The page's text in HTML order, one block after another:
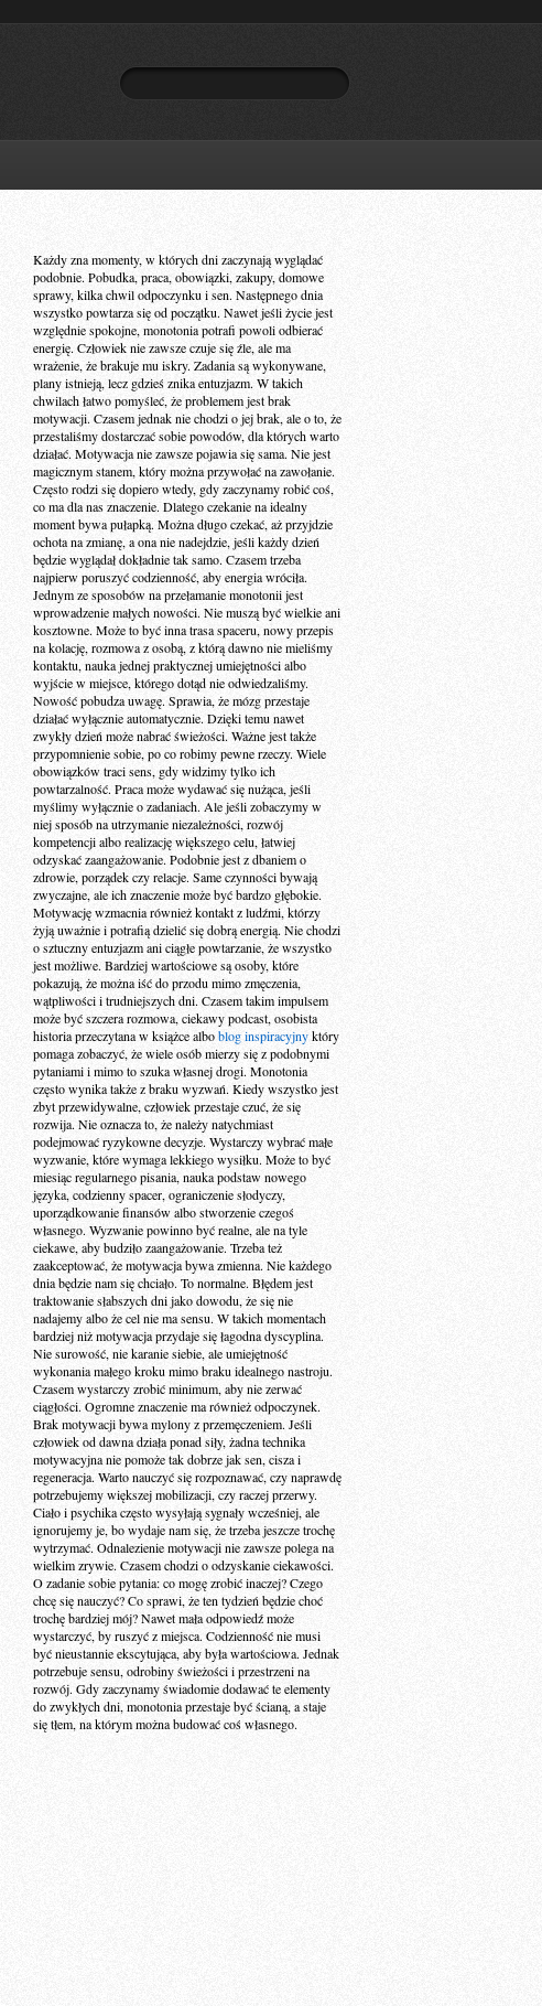
Każdy zna momenty, w których dni zaczynają wyglądać
podobnie. Pobudka, praca, obowiązki, zakupy, domowe
sprawy, kilka chwil odpoczynku i sen. Następnego dnia
wszystko powtarza się od początku. Nawet jeśli życie jest
względnie spokojne, monotonia potrafi powoli odbierać
energię. Człowiek nie zawsze czuje się źle, ale ma
wrażenie, że brakuje mu iskry. Zadania są wykonywane,
plany istnieją, lecz gdzieś znika entuzjazm. W takich
chwilach łatwo pomyśleć, że problemem jest brak
motywacji. Czasem jednak nie chodzi o jej brak, ale o to, że
przestaliśmy dostarczać sobie powodów, dla których warto
działać. Motywacja nie zawsze pojawia się sama. Nie jest
magicznym stanem, który można przywołać na zawołanie.
Często rodzi się dopiero wtedy, gdy zaczynamy robić coś,
co ma dla nas znaczenie. Dlatego czekanie na idealny
moment bywa pułapką. Można długo czekać, aż przyjdzie
ochota na zmianę, a ona nie nadejdzie, jeśli każdy dzień
będzie wyglądał dokładnie tak samo. Czasem trzeba
najpierw poruszyć codzienność, aby energia wróciła.
Jednym ze sposobów na przełamanie monotonii jest
wprowadzenie małych nowości. Nie muszą być wielkie ani
kosztowne. Może to być inna trasa spaceru, nowy przepis
na kolację, rozmowa z osobą, z którą dawno nie mieliśmy
kontaktu, nauka jednej praktycznej umiejętności albo
wyjście w miejsce, którego dotąd nie odwiedzaliśmy.
Nowość pobudza uwagę. Sprawia, że mózg przestaje
działać wyłącznie automatycznie. Dzięki temu nawet
zwykły dzień może nabrać świeżości. Ważne jest także
przypomnienie sobie, po co robimy pewne rzeczy. Wiele
obowiązków traci sens, gdy widzimy tylko ich
powtarzalność. Praca może wydawać się nużąca, jeśli
myślimy wyłącznie o zadaniach. Ale jeśli zobaczymy w
niej sposób na utrzymanie niezależności, rozwój
kompetencji albo realizację większego celu, łatwiej
odzyskać zaangażowanie. Podobnie jest z dbaniem o
zdrowie, porządek czy relacje. Same czynności bywają
zwyczajne, ale ich znaczenie może być bardzo głębokie.
Motywację wzmacnia również kontakt z ludźmi, którzy
żyją uważnie i potrafią dzielić się dobrą energią. Nie chodzi
o sztuczny entuzjazm ani ciągłe powtarzanie, że wszystko
jest możliwe. Bardziej wartościowe są osoby, które
pokazują, że można iść do przodu mimo zmęczenia,
wątpliwości i trudniejszych dni. Czasem takim impulsem
może być szczera rozmowa, ciekawy podcast, osobista
historia przeczytana w książce alboblog inspiracyjnyktóry
pomaga zobaczyć, że wiele osób mierzy się z podobnymi
pytaniami i mimo to szuka własnej drogi. Monotonia
często wynika także z braku wyzwań. Kiedy wszystko jest
zbyt przewidywalne, człowiek przestaje czuć, że się
rozwija. Nie oznacza to, że należy natychmiast
podejmować ryzykowne decyzje. Wystarczy wybrać małe
wyzwanie, które wymaga lekkiego wysiłku. Może to być
miesiąc regularnego pisania, nauka podstaw nowego
języka, codzienny spacer, ograniczenie słodyczy,
uporządkowanie finansów albo stworzenie czegoś
własnego. Wyzwanie powinno być realne, ale na tyle
ciekawe, aby budziło zaangażowanie. Trzeba też
zaakceptować, że motywacja bywa zmienna. Nie każdego
dnia będzie nam się chciało. To normalne. Błędem jest
traktowanie słabszych dni jako dowodu, że się nie
nadajemy albo że cel nie ma sensu. W takich momentach
bardziej niż motywacja przydaje się łagodna dyscyplina.
Nie surowość, nie karanie siebie, ale umiejętność
wykonania małego kroku mimo braku idealnego nastroju.
Czasem wystarczy zrobić minimum, aby nie zerwać
ciągłości. Ogromne znaczenie ma również odpoczynek.
Brak motywacji bywa mylony z przemęczeniem. Jeśli
człowiek od dawna działa ponad siły, żadna technika
motywacyjna nie pomoże tak dobrze jak sen, cisza i
regeneracja. Warto nauczyć się rozpoznawać, czy naprawdę
potrzebujemy większej mobilizacji, czy raczej przerwy.
Ciało i psychika często wysyłają sygnały wcześniej, ale
ignorujemy je, bo wydaje nam się, że trzeba jeszcze trochę
wytrzymać. Odnalezienie motywacji nie zawsze polega na
wielkim zrywie. Czasem chodzi o odzyskanie ciekawości.
O zadanie sobie pytania: co mogę zrobić inaczej? Czego
chcę się nauczyć? Co sprawi, że ten tydzień będzie choć
trochę bardziej mój? Nawet mała odpowiedź może
wystarczyć, by ruszyć z miejsca. Codzienność nie musi
być nieustannie ekscytująca, aby była wartościowa. Jednak
potrzebuje sensu, odrobiny świeżości i przestrzeni na
rozwój. Gdy zaczynamy świadomie dodawać te elementy
do zwykłych dni, monotonia przestaje być ścianą, a staje
się tłem, na którym można budować coś własnego.